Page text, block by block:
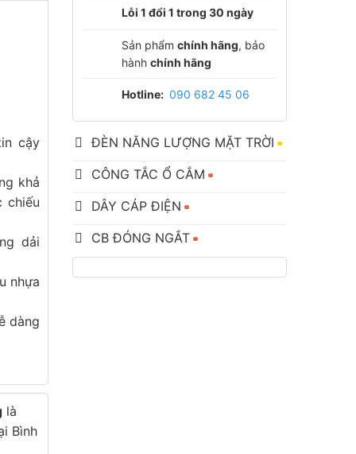
cậy
khả
chiếu
dải
nhựa
dàng
là
Bình
Lỗi 1 đổi 1 trong 30 ngày
Sản phẩm chính hãng, bảo
hành chính hãng
Hotline: 090 682 45 06
ĐÈN NĂNG LƯỢNG MẶT TRỜI
CÔNG TẮC Ổ CẮM
DÂY CÁP ĐIỆN
CB ĐÓNG NGẮT